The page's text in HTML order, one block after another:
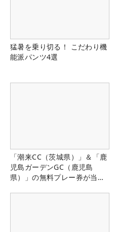
猛暑を乗り切る！ こだわり機
能派パンツ4選
「潮来CC（茨城県）」＆「鹿
児島ガーデンGC（鹿児島
県）」の無料プレー券が当た